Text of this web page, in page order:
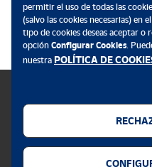
Política de cookies
permitir el uso de todas las
(salvo las cookies necesarias) en
tipo de cookies deseas aceptar o
opción Configurar Cookies.
nuestra POLÍTICA DE